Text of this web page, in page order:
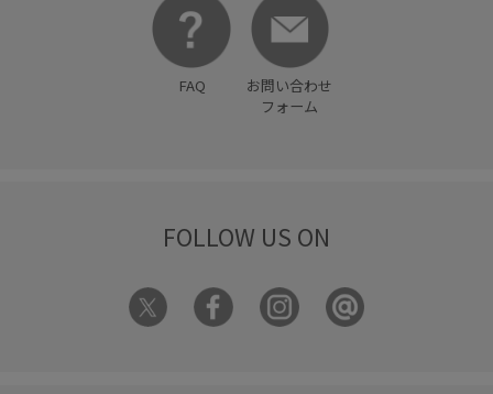
FAQ
お問い合わせ
フォーム
FOLLOW US ON